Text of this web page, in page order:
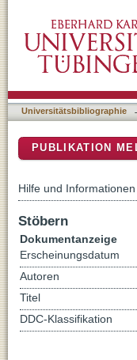
Universitätsbibliographie
PUBLIKATION
Hilfe und Informationen
Stöbern
Dokumentanzeige
Erscheinungsdatum
Autoren
Titel
DDC-Klassifikation